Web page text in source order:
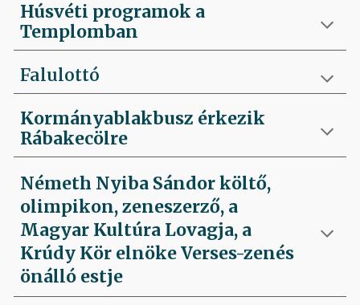
Húsvéti programok a
Templomban
Falulottó
Kormányablakbusz érkezik
Rábakecölre
Németh Nyiba Sándor költő,
olimpikon, zeneszerző, a
Magyar Kultúra Lovagja, a
Krúdy Kör elnöke Verses-zenés
önálló estje